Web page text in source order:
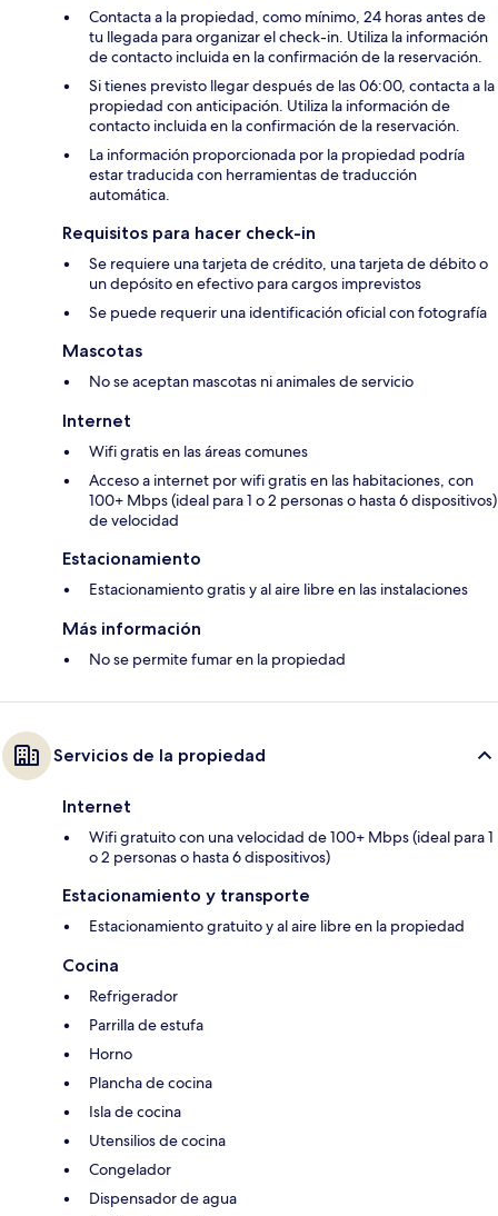
Contacta a la propiedad, como mínimo, 24 horas antes de
tu llegada para organizar el check-in. Utiliza la información
de contacto incluida en la confirmación de la reservación.
Si tienes previsto llegar después de las 06:00, contacta a la
propiedad con anticipación. Utiliza la información de
contacto incluida en la confirmación de la reservación.
La información proporcionada por la propiedad podría
estar traducida con herramientas de traducción
automática.
Requisitos para hacer check-in
Se requiere una tarjeta de crédito, una tarjeta de débito o
un depósito en efectivo para cargos imprevistos
Se puede requerir una identificación oficial con fotografía
Mascotas
No se aceptan mascotas ni animales de servicio
Internet
Wifi gratis en las áreas comunes
Acceso a internet por wifi gratis en las habitaciones, con
100+ Mbps (ideal para 1 o 2 personas o hasta 6 dispositivos)
de velocidad
Estacionamiento
Estacionamiento gratis y al aire libre en las instalaciones
Más información
No se permite fumar en la propiedad
Servicios de la propiedad
Internet
Wifi gratuito con una velocidad de 100+ Mbps (ideal para 1
o 2 personas o hasta 6 dispositivos)
Estacionamiento y transporte
Estacionamiento gratuito y al aire libre en la propiedad
Cocina
Refrigerador
Parrilla de estufa
Horno
Plancha de cocina
Isla de cocina
Utensilios de cocina
Congelador
Dispensador de agua